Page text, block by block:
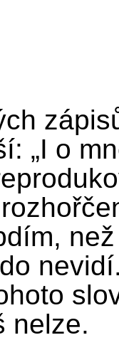
„I o
nelze.